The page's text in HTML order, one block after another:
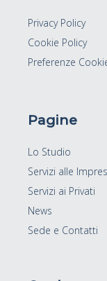
Privacy Policy
Cookie Policy
Preferenze
Pagine
Lo Studio
Servizi alle
Servizi ai Privati
News
Sede e Contatti